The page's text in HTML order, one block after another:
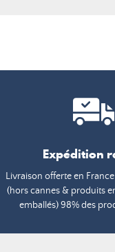
Expédition
Livraison offerte en
(hors cannes & produits
emballés) 98% des